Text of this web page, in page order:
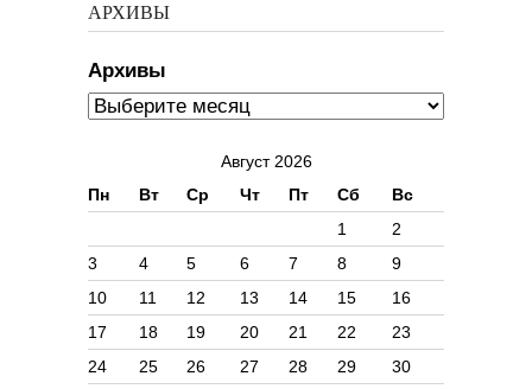
АРХИВЫ
Архивы
Август 2026
Пн
Вт Ср Чт Пт Сб Вс
1
2
3
4 5 6 7 8
9
10
11 12 13 14 15
16
17
18 19 20 21 22
23
24
25 26 27 28 29
30